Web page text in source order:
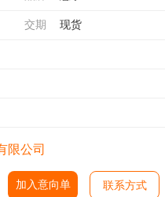
交期 现货
限公司
加入意向单 联系方式